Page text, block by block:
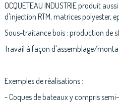
OCQUETEAU INDUSTRIE produit
d'injection RTM, matrices polyester,
Sous-traitance bois : production de
Travail à façon d'assemblage/
Exemples de réalisations :
- Coques de bateaux y compris